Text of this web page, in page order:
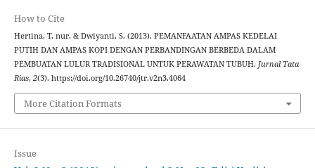
How to Cite
Hertina, T. nur, & Dwiyanti, S. (2013). PEMANFAATAN AMPAS KEDELAI
PUTIH DAN AMPAS KOPI DENGAN PERBANDINGAN BERBEDA DALAM
PEMBUATAN LULUR TRADISIONAL UNTUK PERAWATAN TUBUH. Jurnal Tata
Rias, 2(3). https://doi.org/10.26740/jtr.v2n3.4064
More Citation Formats
Issue